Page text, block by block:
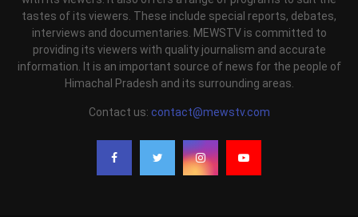
tastes of its viewers. These include special reports, debates,
interviews and documentaries. MEWSTV is committed to
providing its viewers with quality journalism and accurate
information. It is an important source of news for the people of
Himachal Pradesh and its surrounding areas.
Contact us: contact@mewstv.com